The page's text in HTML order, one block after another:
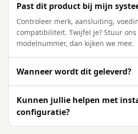
Past dit product bij mijn
Controleer merk, aansluiting,
compatibiliteit. Twijfel je? Stuur
modelnummer, dan kijken we mee.
Wanneer wordt dit geleverd?
Kunnen jullie helpen met
configuratie?